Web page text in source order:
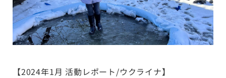
【2024年1月 活動レポート/ウクライナ】